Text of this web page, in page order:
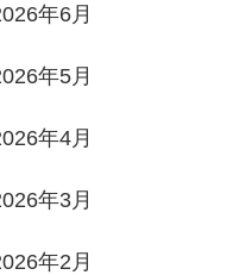
年6月
年5月
年4月
年3月
年2月